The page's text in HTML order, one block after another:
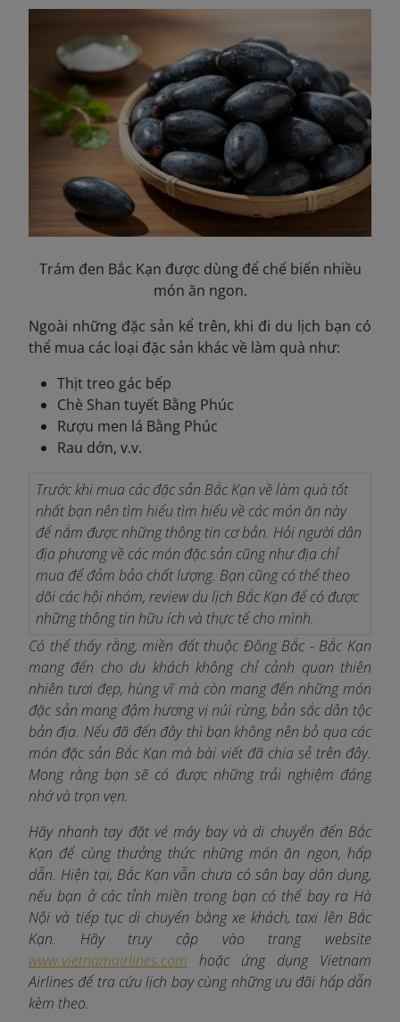
Trám đen Bắc Kạn được dùng để chế biến nhiều
món ăn ngon.
Ngoài những đặc sản kể trên, khi đi du lịch bạn có
thể mua các loại đặc sản khác về làm quà như:
Thịt treo gác bếp
Chè Shan tuyết Bằng Phúc
Rượu men lá Bằng Phúc
Rau dớn, v.v.
Trước khi mua các đặc sản Bắc Kạn về làm quà tốt
nhất bạn nên tìm hiểu tìm hiểu về các món ăn này
để nắm được những thông tin cơ bản. Hỏi người dân
địa phương về các món đặc sản cũng như địa chỉ
mua để đảm bảo chất lượng. Bạn cũng có thể theo
dõi các hội nhóm, review du lịch Bắc Kạn để có được
những thông tin hữu ích và thực tế cho mình.
Có thể thấy rằng, miền đất thuộc Đông Bắc - Bắc Kạn
mang đến cho du khách không chỉ cảnh quan thiên
nhiên tươi đẹp, hùng vĩ mà còn mang đến những món
đặc sản mang đậm hương vị núi rừng, bản sắc dân tộc
bản địa. Nếu đã đến đây thì bạn không nên bỏ qua các
món đặc sản Bắc Kạn mà bài viết đã chia sẻ trên đây.
Mong rằng bạn sẽ có được những trải nghiệm đáng
nhớ và trọn vẹn.
Hãy nhanh tay đặt vé máy bay và di chuyển đến Bắc
Kạn để cùng thưởng thức những món ăn ngon, hấp
dẫn. Hiện tại, Bắc Kạn vẫn chưa có sân bay dân dụng,
nếu bạn ở các tỉnh miền trong bạn có thể bay ra Hà
Nội và tiếp tục di chuyển bằng xe khách, taxi lên Bắc
Kạn. Hãy truy cập vào trang website
www.vietnamairlines.com hoặc ứng dụng Vietnam
Airlines để tra cứu lịch bay cùng những ưu đãi hấp dẫn
kèm theo.